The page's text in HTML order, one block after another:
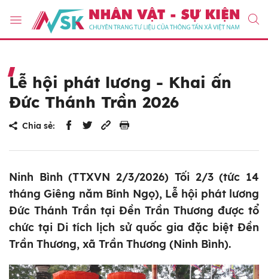
Lễ hội phát lương - Khai ấn
Đức Thánh Trần 2026
Chia sẻ:
Ninh Bình (TTXVN 2/3/2026) Tối 2/3 (tức 14
tháng Giêng năm Bính Ngọ), Lễ hội phát lương
Đức Thánh Trần tại Đền Trần Thương được tổ
chức tại Di tích lịch sử quốc gia đặc biệt Đền
Trần Thương, xã Trần Thương (Ninh Bình).